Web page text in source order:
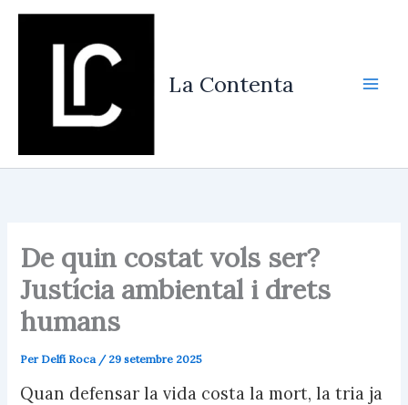
Vés
La Contenta
De quin costat vols ser?
Justícia ambiental i drets
humans
Per Delfí Roca / 29 setembre 2025
Quan defensar la vida costa la mort, la tria ja